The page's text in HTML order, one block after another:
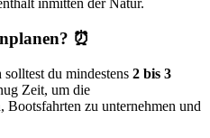
inmitten der Natur.
⏰
du mindestens 2 bis 3
Zeit, um die
Bootsfahrten zu unternehmen und